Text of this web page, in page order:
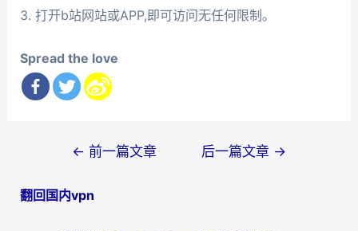
3. 打开b站网站或APP,即可访问无任何限制。
Spread the love
导
← 前一篇文章 后一篇文章 →
翻回国内vpn